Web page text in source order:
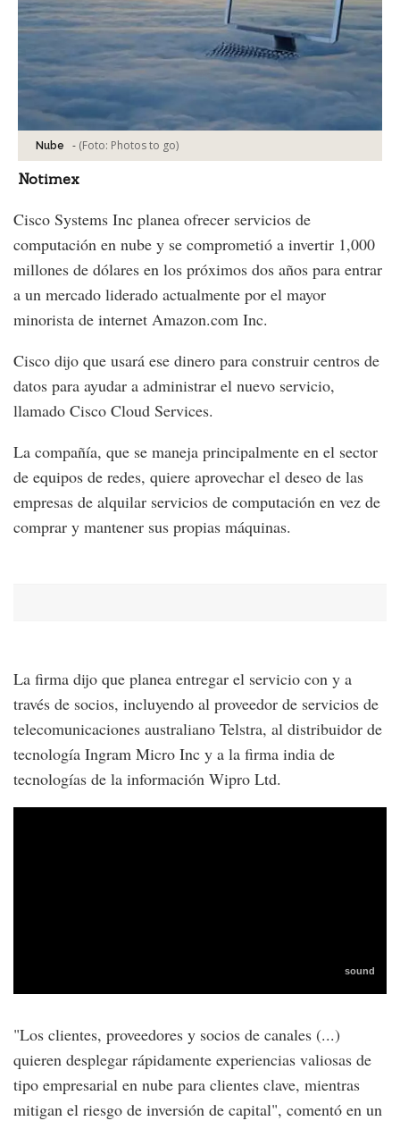
Nube - (Foto: Photos to go)
Notimex
Cisco Systems Inc planea ofrecer servicios de
computación en nube y se comprometió a invertir 1,000
millones de dólares en los próximos dos años para entrar
a un mercado liderado actualmente por el mayor
minorista de internet Amazon.com Inc.
Cisco dijo que usará ese dinero para construir centros de
datos para ayudar a administrar el nuevo servicio,
llamado Cisco Cloud Services.
La compañía, que se maneja principalmente en el sector
de equipos de redes, quiere aprovechar el deseo de las
empresas de alquilar servicios de computación en vez de
comprar y mantener sus propias máquinas.
La firma dijo que planea entregar el servicio con y a
través de socios, incluyendo al proveedor de servicios de
telecomunicaciones australiano Telstra, al distribuidor de
tecnología Ingram Micro Inc y a la firma india de
tecnologías de la información Wipro Ltd.
"Los clientes, proveedores y socios de canales (...)
quieren desplegar rápidamente experiencias valiosas de
tipo empresarial en nube para clientes clave, mientras
mitigan el riesgo de inversión de capital", comentó en un